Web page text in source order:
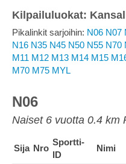
Kilpailuluokat:
Pikalinkit sarjoihin: N06 N07
N16 N35 N45 N50 N55 N70
M11 M12 M13 M14 M15
M70 M75 MYL
N06
Naiset 6 vuotta 0.4 km
Sija Nro
Sportti-
ID
Nimi